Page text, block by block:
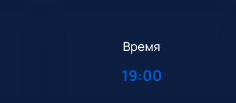
Время
19:00